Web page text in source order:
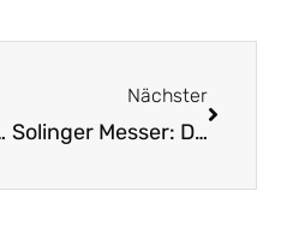
eins sind
Nächster
Solinger Messer: Der unverzichtbare Küchenbegleiter